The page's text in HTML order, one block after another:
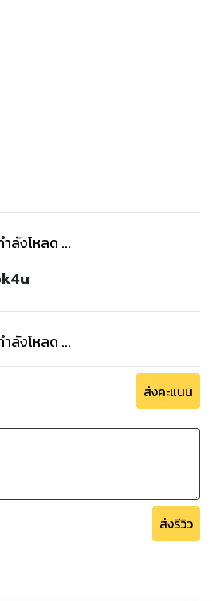
มีการค้นพบพระพุทธรูปจำนวนมากที่
ำลังโหลด ...
ำลังโหลด ...
ส่งคะแนน
ส่งรีวิว